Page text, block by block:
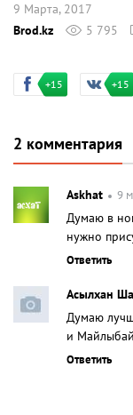
9 Марта, 2017
Brod.kz
5 795
+15 +15
2 комментария
Askhat 9
Думаю в
нужно
Ответить
Асылхан
Думаю
и
Ответить